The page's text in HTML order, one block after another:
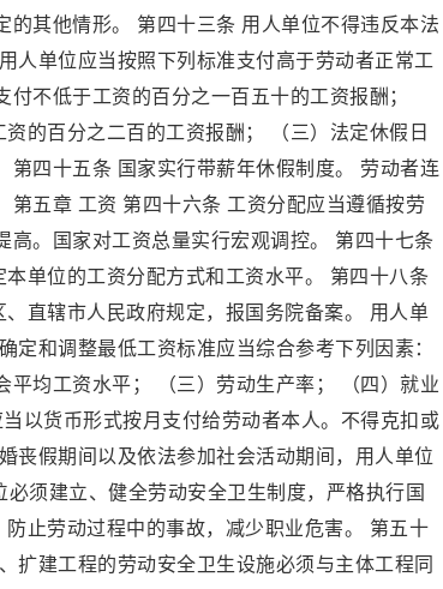
其他情形。 第四十三条 用人单位不得违反本法
人单位应当按照下列标准支付高于劳动者正常工
不低于工资的百分之一百五十的工资报酬；
的百分之二百的工资报酬； （三）法定休假日
四十五条 国家实行带薪年休假制度。 劳动者连
五章 工资 第四十六条 工资分配应当遵循按劳
。国家对工资总量实行宏观调控。 第四十七条
单位的工资分配方式和工资水平。 第四十八条
直辖市人民政府规定，报国务院备案。 用人单
和调整最低工资标准应当综合参考下列因素：
平均工资水平； （三）劳动生产率； （四）就业
以货币形式按月支付给劳动者本人。不得克扣或
丧假期间以及依法参加社会活动期间，用人单位
须建立、健全劳动安全卫生制度，严格执行国
止劳动过程中的事故，减少职业危害。 第五十
扩建工程的劳动安全卫生设施必须与主体工程同